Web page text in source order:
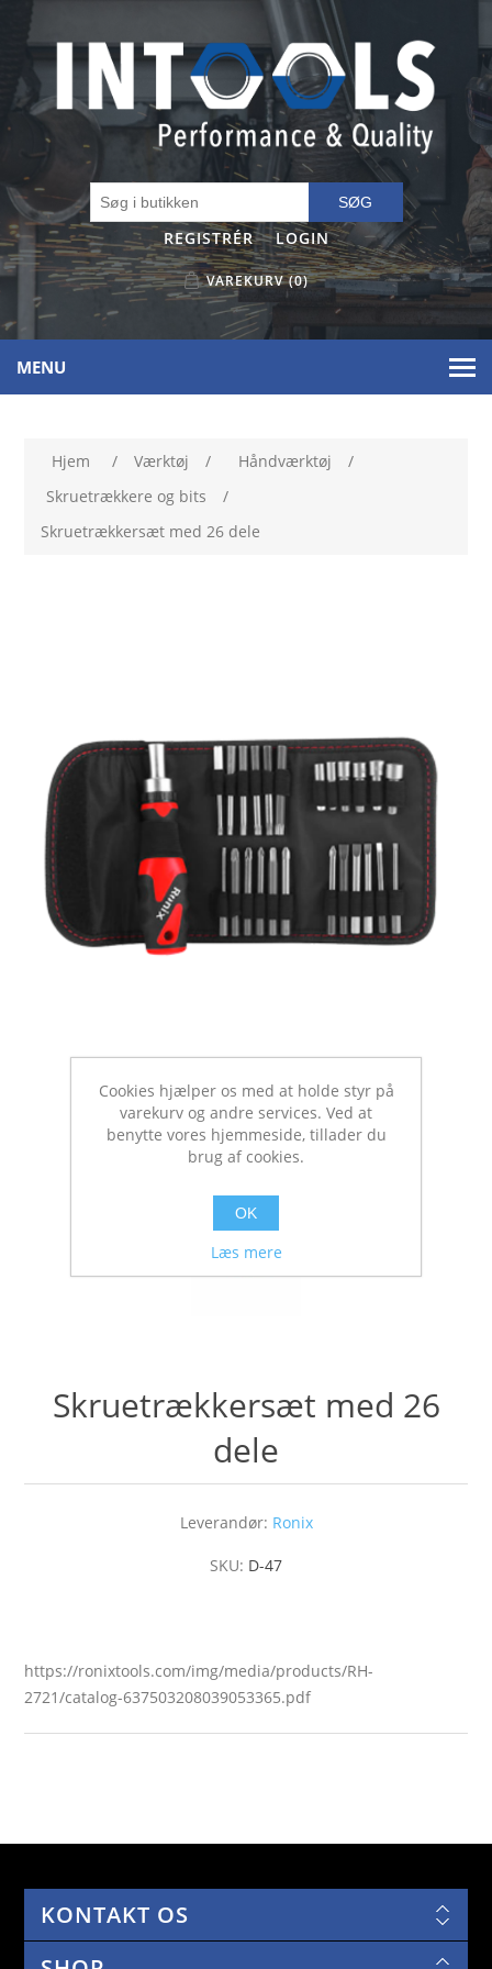
SØG
REGISTRÉR LOGIN
VAREKURV (0)
MENU
Hjem / Værktøj / Håndværktøj
/
Skruetrækkere og bits
/
Skruetrækkersæt med 26 dele
Skruetrækkersæt med 26
dele
Leverandør: Ronix
SKU: D-47
https://ronixtools.com/img/media/products/RH-
2721/catalog-637503208039053365.pdf
KONTAKT OS
Cookies hjælper os med at holde styr på
varekurv og andre services. Ved at
benytte vores hjemmeside, tillader du
brug af cookies.
OK
Læs mere